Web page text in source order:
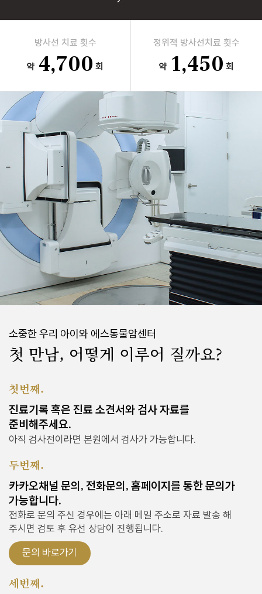
방사선 치료 횟수
약 4,700 회
정위적 방사선치료 횟수
약 1,450 회
소중한 우리 아이와 에스동물암센터
첫 만남, 어떻게 이루어 질까요?
첫번째.
진료기록 혹은 진료 소견서와 검사 자료를
준비해주세요.
아직 검사전이라면 본원에서 검사가 가능합니다.
두번째.
카카오채널 문의, 전화문의, 홈페이지를 통한 문의가
가능합니다.
전화로 문의 주신 경우에는 아래 메일 주소로 자료 발송 해
주시면 검토 후 유선 상담이 진행됩니다.
문의 바로가기
세번째.